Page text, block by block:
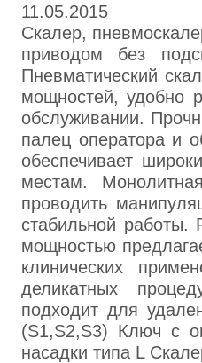
11.05.2015
Скалер,
приводом без
Пневматический
мощностей, удобно
обслуживании.
палец оператора и
обеспечивает
местам.
проводить
стабильной работы.
мощностью
клинических
деликатных
подходит для
(S1,S2,S3) Ключ с
насадки типа L